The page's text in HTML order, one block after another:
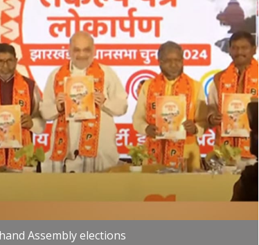
Assembly elections